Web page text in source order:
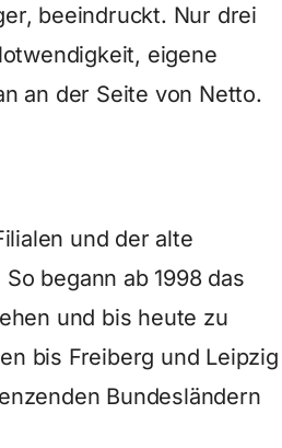
beeindruckt. Nur drei
eigene
an der Seite von Netto.
und der alte
begann ab 1998 das
und bis heute zu
bis Freiberg und Leipzig
Bundesländern